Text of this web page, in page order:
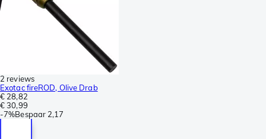
2 reviews
Exotac fireROD, Olive Drab
€ 28,82
€ 30,99
-7%Bespaar 2,17